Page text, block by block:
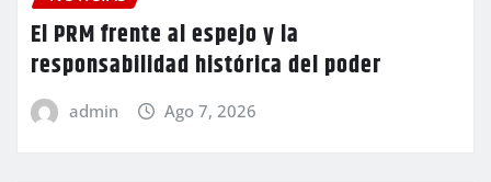
El PRM frente al espejo y la
responsabilidad histórica del poder
admin Ago 7, 2026